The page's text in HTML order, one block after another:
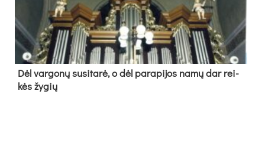
Dėl var­go­nų su­si­ta­rė, o dėl pa­ra­pi­jos na­mų dar rei­
kės žy­gių